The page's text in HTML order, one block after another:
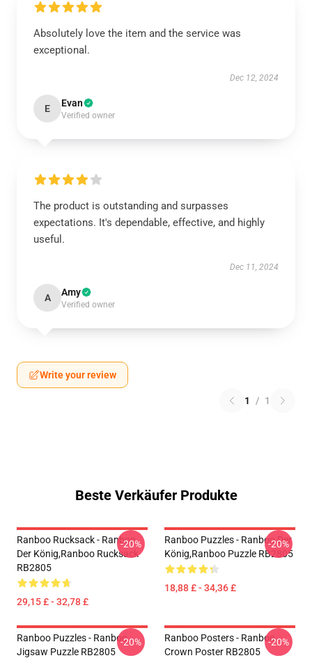
Absolutely love the item and the service was
exceptional.
Dec 12, 2024
E Evan
Verified owner
The product is outstanding and surpasses
expectations. It's dependable, effective, and highly
useful.
Dec 11, 2024
A Amy
Verified owner
Write your review
1 / 1
Beste Verkäufer Produkte
Ranboo Rucksack - Ranboo
Der König,Ranboo Rucksack
RB2805
29,15 £ - 32,78 £
-20%
Ranboo Puzzles - Ranboo Der
König,Ranboo Puzzle RB2805
18,88 £ - 34,36 £
-20%
Ranboo Puzzles - Ranboo
Jigsaw Puzzle RB2805
-20%
Ranboo Posters - Ranboo
Crown Poster RB2805
-20%